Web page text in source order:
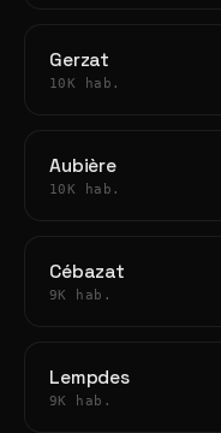
Gerzat
10K hab.
Aubière
10K hab.
Cébazat
9K hab.
Lempdes
9K hab.